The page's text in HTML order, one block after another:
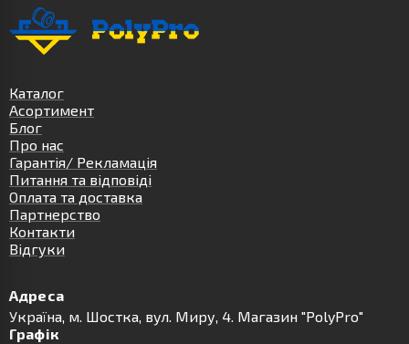
Каталог
Асортимент
Блог
Про нас
Гарантія/ Рекламація
Питання та відповіді
Оплата та доставка
Партнерство
Контакти
Відгуки
Адреса
Українa, м. Шостка, вул. Миру, 4. Магазин "PolyPro"
Графік